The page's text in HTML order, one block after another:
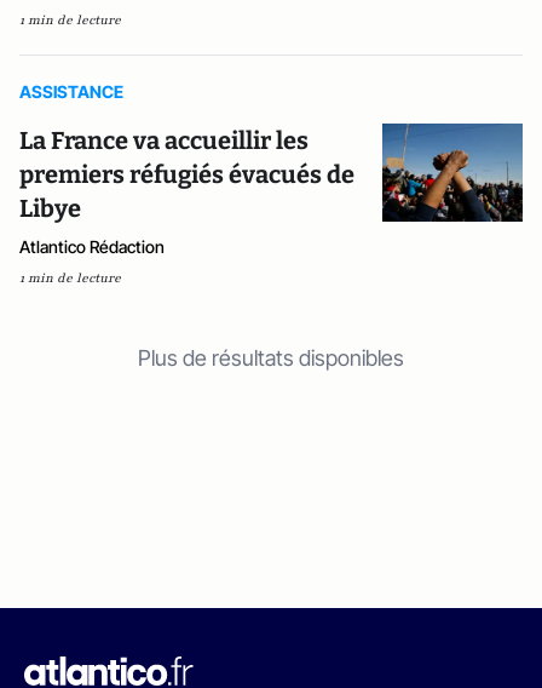
1 min de lecture
ASSISTANCE
La France va accueillir les
premiers réfugiés évacués de
Libye
Atlantico Rédaction
1 min de lecture
Plus de résultats disponibles